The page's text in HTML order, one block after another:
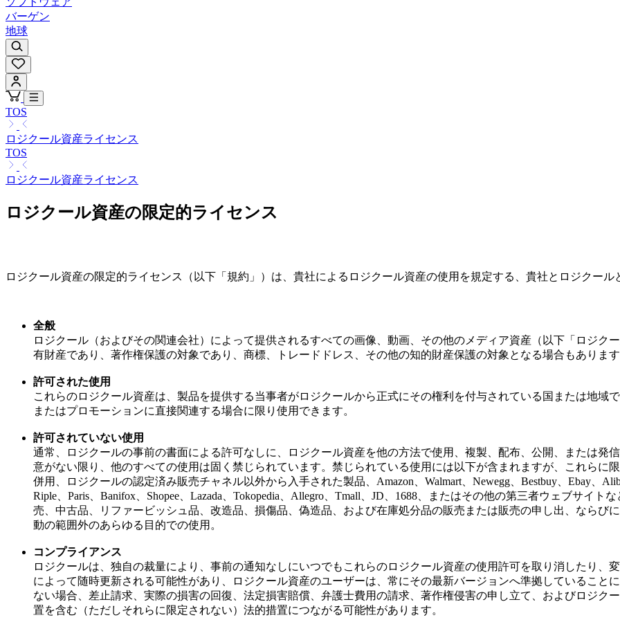
バーゲン
地球
TOS
ロジクール資産ライセンス
TOS
ロジクール資産ライセンス
ロジクール資産の限定的ライセンス
ロジクール資産の限定的ライセンス（以下「規約」）は、貴社によるロジクール資産の使用を規定する、貴社とロジクール
全般
ロジクール（およびその関連会社）によって提供されるすべての画像、動画、その他のメディア資産（以下「ロジク
有財産であり、著作権保護の対象であり、商標、トレードドレス、その他の知的財産保護の対象となる場合もあります
許可された使用
これらのロジクール資産は、製品を提供する当事者がロジクールから正式にその権利を付与されている国または地域
またはプロモーションに直接関連する場合に限り使用できます。
許可されていない使用
通常、ロジクールの事前の書面による許可なしに、ロジクール資産を他の方法で使用、複製、配布、公開、または発
意がない限り、他のすべての使用は固く禁じられています。禁じられている使用には以下が含まれますが、これらに
併用、ロジクールの認定済み販売チャネル以外から入手された製品、Amazon、Walmart、Newegg、Bestbuy、Ebay、
Riple、Paris、Banifox、Shopee、Lazada、Tokopedia、Allegro、Tmall、JD、1688、またはその他の第三者ウェブサイ
売、中古品、リファービッシュ品、改造品、損傷品、偽造品、および在庫処分品の販売または販売の申し出、ならび
動の範囲外のあらゆる目的での使用。
コンプライアンス
ロジクールは、独自の裁量により、事前の通知なしにいつでもこれらのロジクール資産の使用許可を取り消したり、
によって随時更新される可能性があり、ロジクール資産のユーザーは、常にその最新バージョンへ準拠していること
ない場合、差止請求、実際の損害の回復、法定損害賠償、弁護士費用の請求、著作権侵害の申し立て、およびロジク
置を含む（ただしそれらに限定されない）法的措置につながる可能性があります。